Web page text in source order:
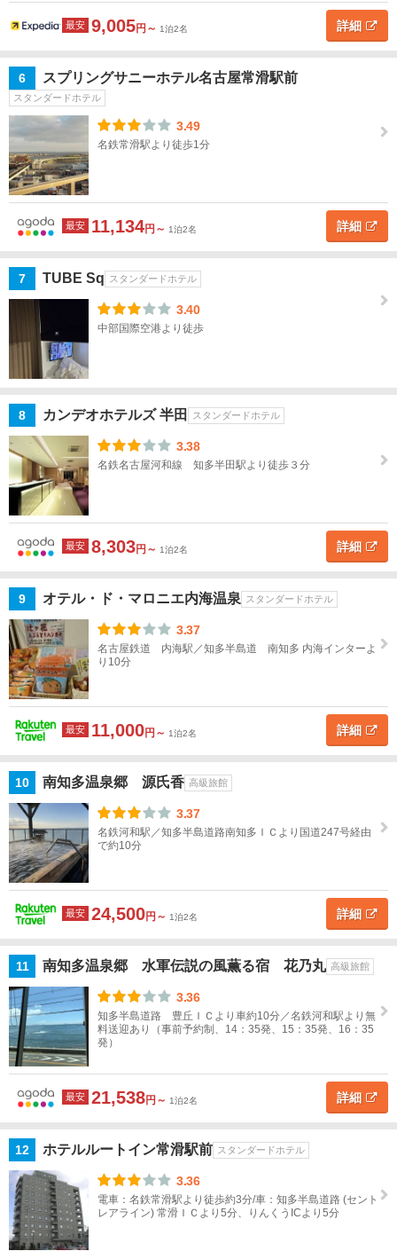
小
犬
山・
春日
井
豊
田・
瀬
戸・
香嵐
岡
崎・
三河
安
城・
豊
橋・
豊
川・
渥美
半島
吉
良・
西
浦・
篠島
知多
半
セン
トレ
ア
知多
半
島・
セン
トレ
べて
常
滑・
セン
トレ
ア
（中
港）
半
田・
武豊
最安 9,005円～ 1泊2名 詳細
6 スプリングサニーホテル名古屋常滑駅前
スタンダードホテル
3.49
名鉄常滑駅より徒歩1分
最安 11,134円～ 1泊2名 詳細
7 TUBE Sq スタンダードホテル
3.40
中部国際空港より徒歩
8 カンデオホテルズ 半田 スタンダードホテル
3.38
名鉄名古屋河和線 知多半田駅より徒歩３分
最安 8,303円～ 1泊2名 詳細
9 オテル・ド・マロニエ内海温泉 スタンダードホテル
3.37
名古屋鉄道 内海駅／知多半島道 南知多 内海インターよ
り10分
最安 11,000円～ 1泊2名 詳細
10 南知多温泉郷 源氏香 高級旅館
3.37
名鉄河和駅／知多半島道路南知多ＩＣより国道247号経由
で約10分
最安 24,500円～ 1泊2名 詳細
11 南知多温泉郷 水軍伝説の風薫る宿 花乃丸 高級旅館
3.36
知多半島道路 豊丘ＩＣより車約10分／名鉄河和駅より無
料送迎あり（事前予約制、14：35発、15：35発、16：35
発）
最安 21,538円～ 1泊2名 詳細
12 ホテルルートイン常滑駅前 スタンダードホテル
3.36
電車：名鉄常滑駅より徒歩約3分/車：知多半島道路 (セント
レアライン) 常滑ＩＣより5分、りんくうICより5分